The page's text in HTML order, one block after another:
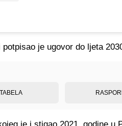
je ugovor do ljeta
TABELA